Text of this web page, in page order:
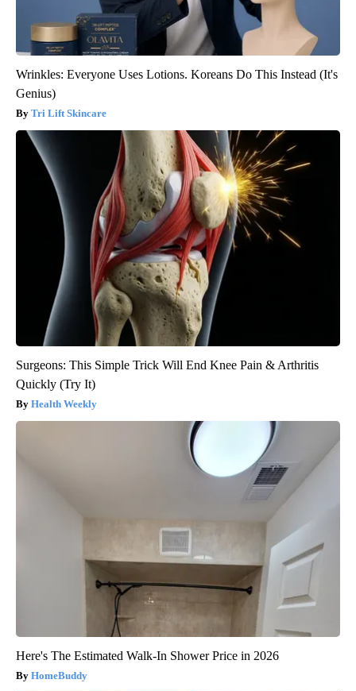
Wrinkles: Everyone Uses Lotions. Koreans Do This Instead (It's
Genius)
Tri Lift Skincare
Surgeons: This Simple Trick Will End Knee Pain & Arthritis
Quickly (Try It)
Health Weekly
Here's The Estimated Walk-In Shower Price in 2026
HomeBuddy